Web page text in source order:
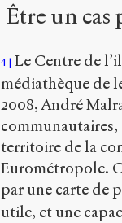
Être un
4
Le Centre de
médiathèque de
2008, André
territoire de la
Eurométropole.
par une carte de
utile, et une